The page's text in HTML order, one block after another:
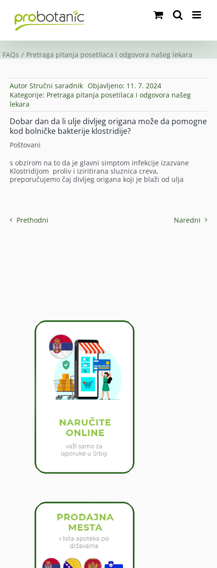
content
FAQs Pretraga pitanja posetilaca i odgovora našeg lekara
Autor Stručni saradnik Objavljeno: 11. 7. 2024
Kategorije: Pretraga pitanja posetilaca i odgovora našeg
lekara
Dobar dan da li ulje divljeg origana može da pomogne
kod bolničke bakterije klostridije?
Poštovani
s obzirom na to da je glavni simptom infekcije izazvane
Klostridijom proliv i iziritirana sluznica creva,
preporučujemo čaj divljeg origana koji je blaži od ulja
Prethodni Naredni